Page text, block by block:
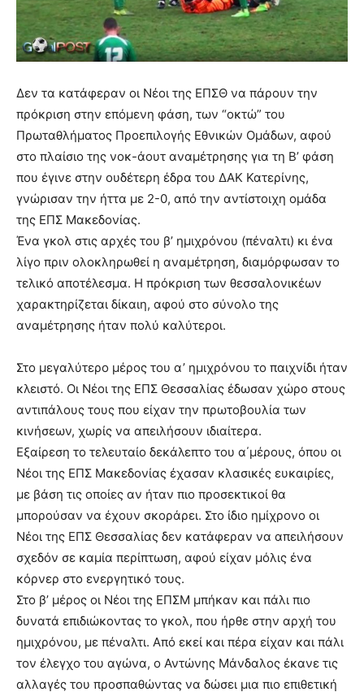
Δεν τα κατάφεραν οι Νέοι της ΕΠΣΘ να πάρουν την
πρόκριση στην επόμενη φάση, των “οκτώ” του
Πρωταθλήματος Προεπιλογής Εθνικών Ομάδων, αφού
στο πλαίσιο της νοκ-άουτ αναμέτρησης για τη Β’ φάση
που έγινε στην ουδέτερη έδρα του ΔΑΚ Κατερίνης,
γνώρισαν την ήττα με 2-0, από την αντίστοιχη ομάδα
της ΕΠΣ Μακεδονίας.
Ένα γκολ στις αρχές του β’ ημιχρόνου (πέναλτι) κι ένα
λίγο πριν ολοκληρωθεί η αναμέτρηση, διαμόρφωσαν το
τελικό αποτέλεσμα. Η πρόκριση των θεσσαλονικέων
χαρακτηρίζεται δίκαιη, αφού στο σύνολο της
αναμέτρησης ήταν πολύ καλύτεροι.
Στο μεγαλύτερο μέρος του α’ ημιχρόνου το παιχνίδι ήταν
κλειστό. Οι Νέοι της ΕΠΣ Θεσσαλίας έδωσαν χώρο στους
αντιπάλους τους που είχαν την πρωτοβουλία των
κινήσεων, χωρίς να απειλήσουν ιδιαίτερα.
Εξαίρεση το τελευταίο δεκάλεπτο του α΄μέρους, όπου οι
Νέοι της ΕΠΣ Μακεδονίας έχασαν κλασικές ευκαιρίες,
με βάση τις οποίες αν ήταν πιο προσεκτικοί θα
μπορούσαν να έχουν σκοράρει. Στο ίδιο ημίχρονο οι
Νέοι της ΕΠΣ Θεσσαλίας δεν κατάφεραν να απειλήσουν
σχεδόν σε καμία περίπτωση, αφού είχαν μόλις ένα
κόρνερ στο ενεργητικό τους.
Στο β’ μέρος οι Νέοι της ΕΠΣΜ μπήκαν και πάλι πιο
δυνατά επιδιώκοντας το γκολ, που ήρθε στην αρχή του
ημιχρόνου, με πέναλτι. Από εκεί και πέρα είχαν και πάλι
τον έλεγχο του αγώνα, ο Αντώνης Μάνδαλος έκανε τις
αλλαγές του προσπαθώντας να δώσει μια πιο επιθετική